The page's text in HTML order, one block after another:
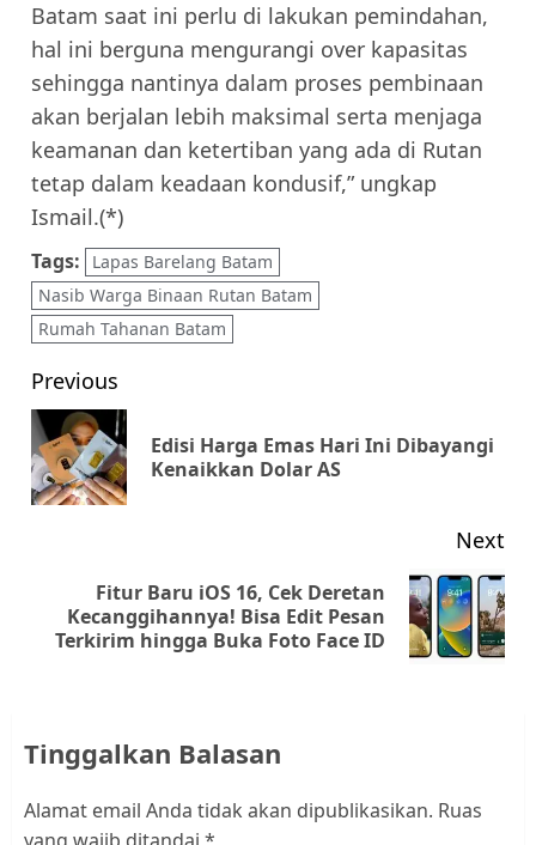
Batam saat ini perlu di lakukan pemindahan,
hal ini berguna mengurangi over kapasitas
sehingga nantinya dalam proses pembinaan
akan berjalan lebih maksimal serta menjaga
keamanan dan ketertiban yang ada di Rutan
tetap dalam keadaan kondusif,” ungkap
Ismail.(*)
Tags:
Lapas Barelang Batam
Nasib Warga Binaan Rutan Batam
Rumah Tahanan Batam
Post
navigation
Previous
Edisi Harga Emas Hari Ini Dibayangi
Kenaikkan Dolar AS
Next
Next
post:
Fitur Baru iOS 16, Cek Deretan
Kecanggihannya! Bisa Edit Pesan
Terkirim hingga Buka Foto Face ID
Tinggalkan Balasan
Alamat email Anda tidak akan dipublikasikan. Ruas